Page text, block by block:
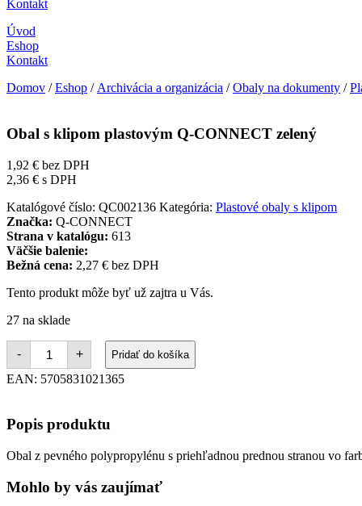
Kontakt
Úvod
Eshop
Kontakt
Domov /Eshop / Archivácia a organizácia /Obaly na dokumenty /
Obal s klipom plastovým Q-CONNECT zelený
1,92 € bez DPH
2,36 € s DPH
Katalógové číslo: QC002136 Kategória: Plastové obaly s klipom
Značka: Q-CONNECT
Strana v katalógu: 613
Väčšie balenie:
Bežná cena: 2,27 € bez DPH
Tento produkt môže byť už zajtra u Vás.
27 na sklade
-
množstvo
Obal
s
klipom
CONNECT
zelený
+ Pridať do košíka
EAN: 5705831021365
Popis produktu
Obal z pevného polypropylénu s priehľadnou prednou stranou vo
Mohlo by vás zaujímať